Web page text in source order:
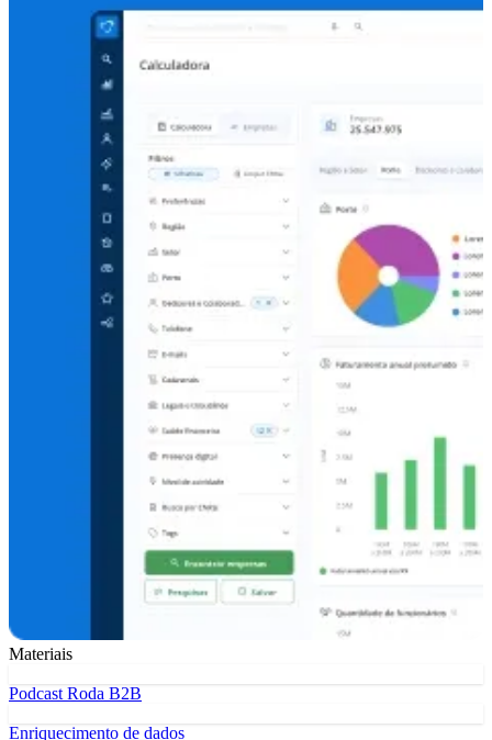
Materiais
Podcast Roda B2B
Enriquecimento de dados